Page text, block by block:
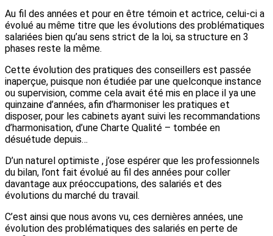
Au fil des années et pour en être témoin et actrice, celui-ci a
évolué au même titre que les évolutions des problématiques
salariées bien qu’au sens strict de la loi, sa structure en 3
phases reste la même.
Cette évolution des pratiques des conseillers est passée
inaperçue, puisque non étudiée par une quelconque instance
ou supervision, comme cela avait été mis en place il ya une
quinzaine d’années, afin d’harmoniser les pratiques et
disposer, pour les cabinets ayant suivi les recommandations
d’harmonisation, d’une Charte Qualité – tombée en
désuétude depuis…
D’un naturel optimiste , j’ose espérer que les professionnels
du bilan, l’ont fait évolué au fil des années pour coller
davantage aux préoccupations, des salariés et des
évolutions du marché du travail.
C’est ainsi que nous avons vu, ces dernières années, une
évolution des problématiques des salariés en perte de